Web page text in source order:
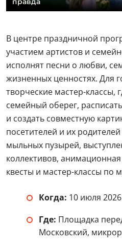
В центре праздничной
участием артистов и
исполнят песни о любви,
жизненных ценностях. Для
творческие мастер-классы,
семейный оберег,
и создать совместную
посетителей и их
мыльных пузырей,
коллективов,
квесты и мастер-классы по
Когда: 10 июля
Где: Площадка
Московский,